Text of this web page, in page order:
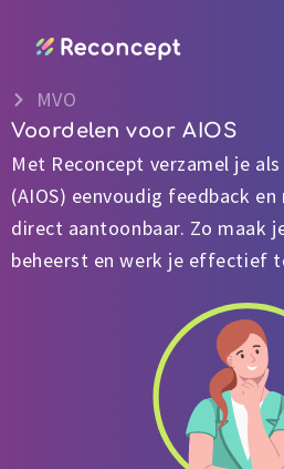
naar
inhoud
MVO
Voordelen voor AIOS
Met Reconcept verzamel je
(AIOS) eenvoudig feedback
direct aantoonbaar. Zo maak
beheerst en werk je effectief